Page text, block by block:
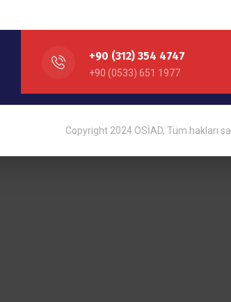
+90 (312) 354 4747
+90 (0533) 651 1977
Copyright 2024 OSİAD, Tüm hakları